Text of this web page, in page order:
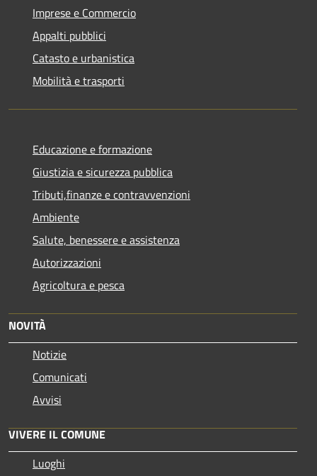
Imprese e Commercio
Appalti pubblici
Catasto e urbanistica
Mobilità e trasporti
Educazione e formazione
Giustizia e sicurezza pubblica
Tributi,finanze e contravvenzioni
Ambiente
Salute, benessere e assistenza
Autorizzazioni
Agricoltura e pesca
NOVITÀ
Notizie
Comunicati
Avvisi
VIVERE IL COMUNE
Luoghi